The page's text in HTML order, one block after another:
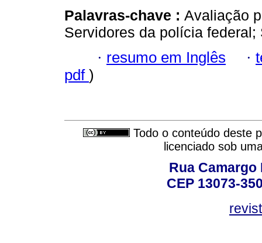
Palavras-chave : Avaliação
Servidores da polícia
· resumo em Inglês ·
pdf )
Todo o conteúdo deste
licenciado sob
Rua Camargo
CEP 13073-